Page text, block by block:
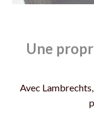
Une
Avec